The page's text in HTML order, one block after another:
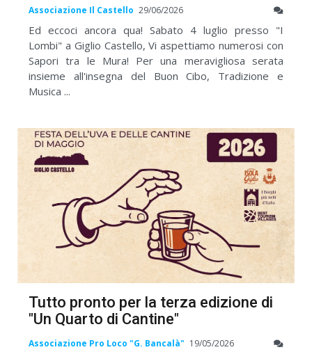
Associazione Il Castello 29/06/2026
Ed eccoci ancora qua! Sabato 4 luglio presso "I
Lombi" a Giglio Castello, Vi aspettiamo numerosi con
Sapori tra le Mura! Per una meravigliosa serata
insieme all'insegna del Buon Cibo, Tradizione e
Musica ...
Tutto pronto per la terza edizione di
"Un Quarto di Cantine"
Associazione Pro Loco "G. Bancalà" 19/05/2026